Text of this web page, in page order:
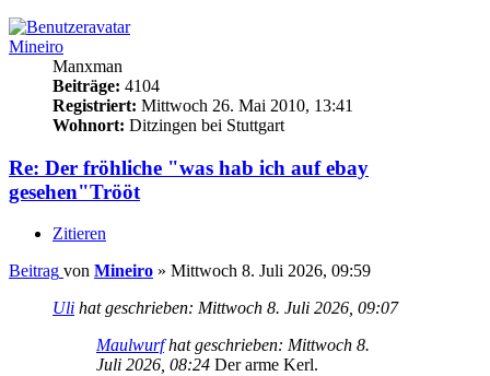
Mineiro
Manxman
Beiträge: 4104
Registriert: Mittwoch 26. Mai 2010, 13:41
Wohnort: Ditzingen bei Stuttgart
Re: Der fröhliche "was hab ich auf ebay
gesehen"Trööt
Zitieren
Beitrag von Mineiro » Mittwoch 8. Juli 2026, 09:59
Uli hat geschrieben: Mittwoch 8. Juli 2026, 09:07
Maulwurfhat geschrieben: Mittwoch 8.
Juli 2026, 08:24 Der arme Kerl.